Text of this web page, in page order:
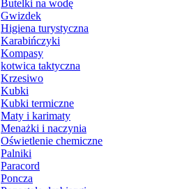
Butelki na wodę
Gwizdek
Higiena turystyczna
Karabińczyki
Kompasy
kotwica taktyczna
Krzesiwo
Kubki
Kubki termiczne
Maty i karimaty
Menażki i naczynia
Oświetlenie chemiczne
Palniki
Paracord
Poncza